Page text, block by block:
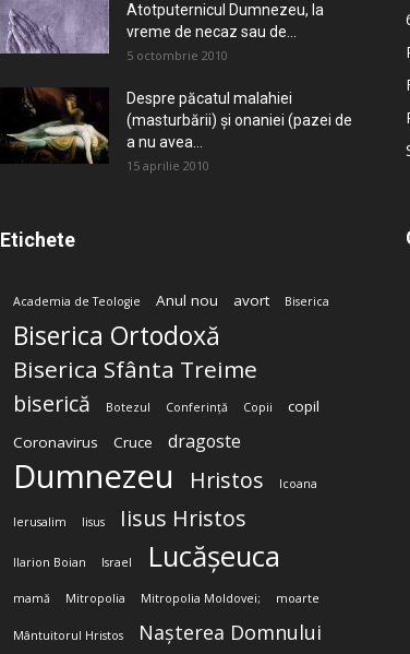
Atotputernicul Dumnezeu, la
vreme de necaz sau de...
5 octombrie 2010
Despre păcatul malahiei
(masturbării) şi onaniei (pazei de
a nu avea...
15 aprilie 2010
Etichete
Academia de Teologie Anul nou avort Biserica
Biserica Ortodoxă
Biserica Sfânta Treime
biserică Botezul Conferință Copii
copil
Coronavirus
Cruce dragoste
Dumnezeu Hristos Icoana
Ierusalim Iisus Iisus Hristos
Ilarion Boian Israel Lucășeuca
mamă Mitropolia Mitropolia Moldovei; moarte
Mântuitorul Hristos Nașterea Domnului